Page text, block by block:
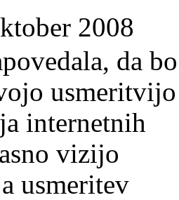
2008
da bo
usmeritvijo
internetnih
vizijo
usmeritev